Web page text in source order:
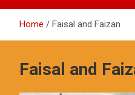
Home Faisal and Faizan
Faisal and